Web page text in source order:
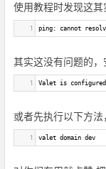
使用教程时发现这
1 ping: cannot
其实这没有问题的，
1 Valet is
或者先执行以下方
1 valet domain dev